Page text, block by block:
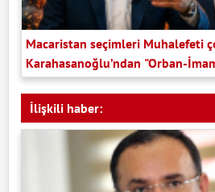
Macaristan seçimleri Muhalefeti
Karahasanoğlu’ndan "Orban-
İlişkili haber: